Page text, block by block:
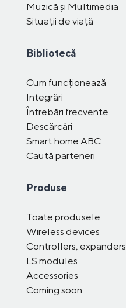
Muzică și Multimedia
Situații de viață
Bibliotecă
Cum funcționează
Integrări
Întrebări frecvente
Descărcări
Smart home ABC
Caută parteneri
Produse
Toate produsele
Wireless devices
Controllers, expanders
LS modules
Accessories
Coming soon